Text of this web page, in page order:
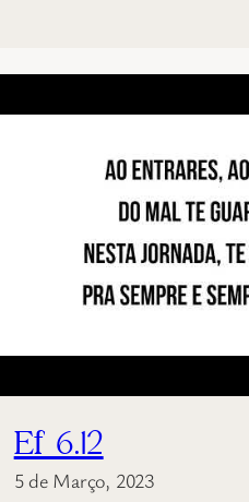
Ef 6.12
5 de Março, 2023